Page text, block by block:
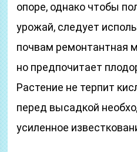
опоре, однако чтобы
урожай, следует
почвам ремонтантная
но предпочитает
Растение не терпит
перед высадкой
усиленное